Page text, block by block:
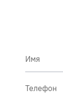
Имя
Телефон